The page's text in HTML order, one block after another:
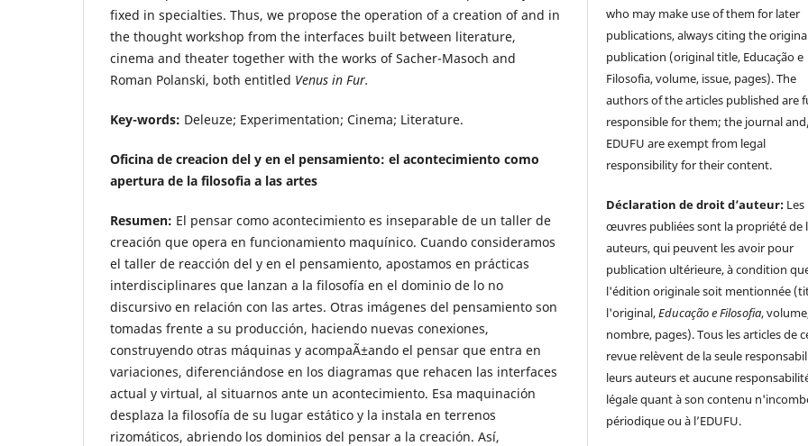
fixed in specialties. Thus, we propose the operation of a creation of and in
the thought workshop from the interfaces built between literature,
cinema and theater together with the works of Sacher-Masoch and
Roman Polanski, both entitled Venus in Fur.
Key-words: Deleuze; Experimentation; Cinema; Literature.
Oficina de creacion del y en el pensamiento: el acontecimiento como
apertura de la filosofia a las artes
Resumen: El pensar como acontecimiento es inseparable de un taller de
creación que opera en funcionamiento maquínico. Cuando consideramos
el taller de reacción del y en el pensamiento, apostamos en prácticas
interdisciplinares que lanzan a la filosofía en el dominio de lo no
discursivo en relación con las artes. Otras imágenes del pensamiento son
tomadas frente a su producción, haciendo nuevas conexiones,
construyendo otras máquinas y acompaÃ±ando el pensar que entra en
variaciones, diferenciándose en los diagramas que rehacen las interfaces
actual y virtual, al situarnos ante un acontecimiento. Esa maquinación
desplaza la filosofía de su lugar estático y la instala en terrenos
rizomáticos, abriendo los dominios del pensar a la creación. Así,
who may make use of them for later
publications, always citing the
publication (original title, Educação e
Filosofia, volume, issue, pages). The
authors of the articles published are
responsible for them; the journal
EDUFU are exempt from legal
responsibility for their content.
Déclaration de droit d’auteur: Les
œuvres publiées sont la propriété de
auteurs, qui peuvent les avoir pour
publication ultérieure, à condition
l'édition originale soit mentionnée
l'original,Educação e Filosofia,
nombre, pages). Tous les articles de
revue relèvent de la seule
leurs auteurs et aucune
légale quant à son contenu
périodique ou à l’EDUFU.